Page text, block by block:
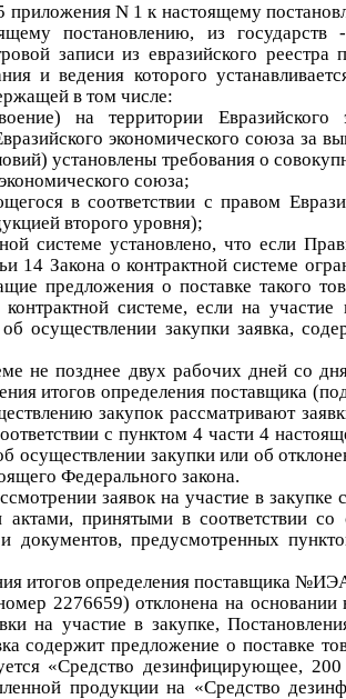
N 1 к настоящему
постановлению, из государств -
записи из евразийского
и ведения которого
в том числе:
на территории Евразийского
экономического союза за
установлены требования о
союза;
в соответствии с правом
второго уровня);
системе установлено, что если
Закона о контрактной системе
предложения о поставке такого
системе, если на
осуществлении закупки заявка,
не позднее двух рабочих дней со
итогов определения поставщика
закупок рассматривают
с пунктом 4 части 4
закупки или об
Федерального закона.
заявок на участие в закупке
принятыми в соответствии со
документов, предусмотренных
итогов определения поставщика
2276659) отклоненана основании
на участие в закупке,
предложение о поставке
«Средство дезинфицирующее, 200
продукции на «Средство